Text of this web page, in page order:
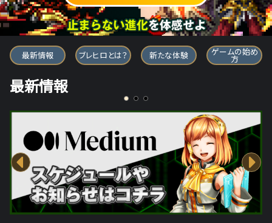
ブレイブ フロンティア ヒーローズ
最新情報 ブレヒロとは？ 新たな体験 ゲームの始め
方
最新情報